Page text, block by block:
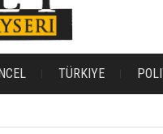
TÜRKIYE